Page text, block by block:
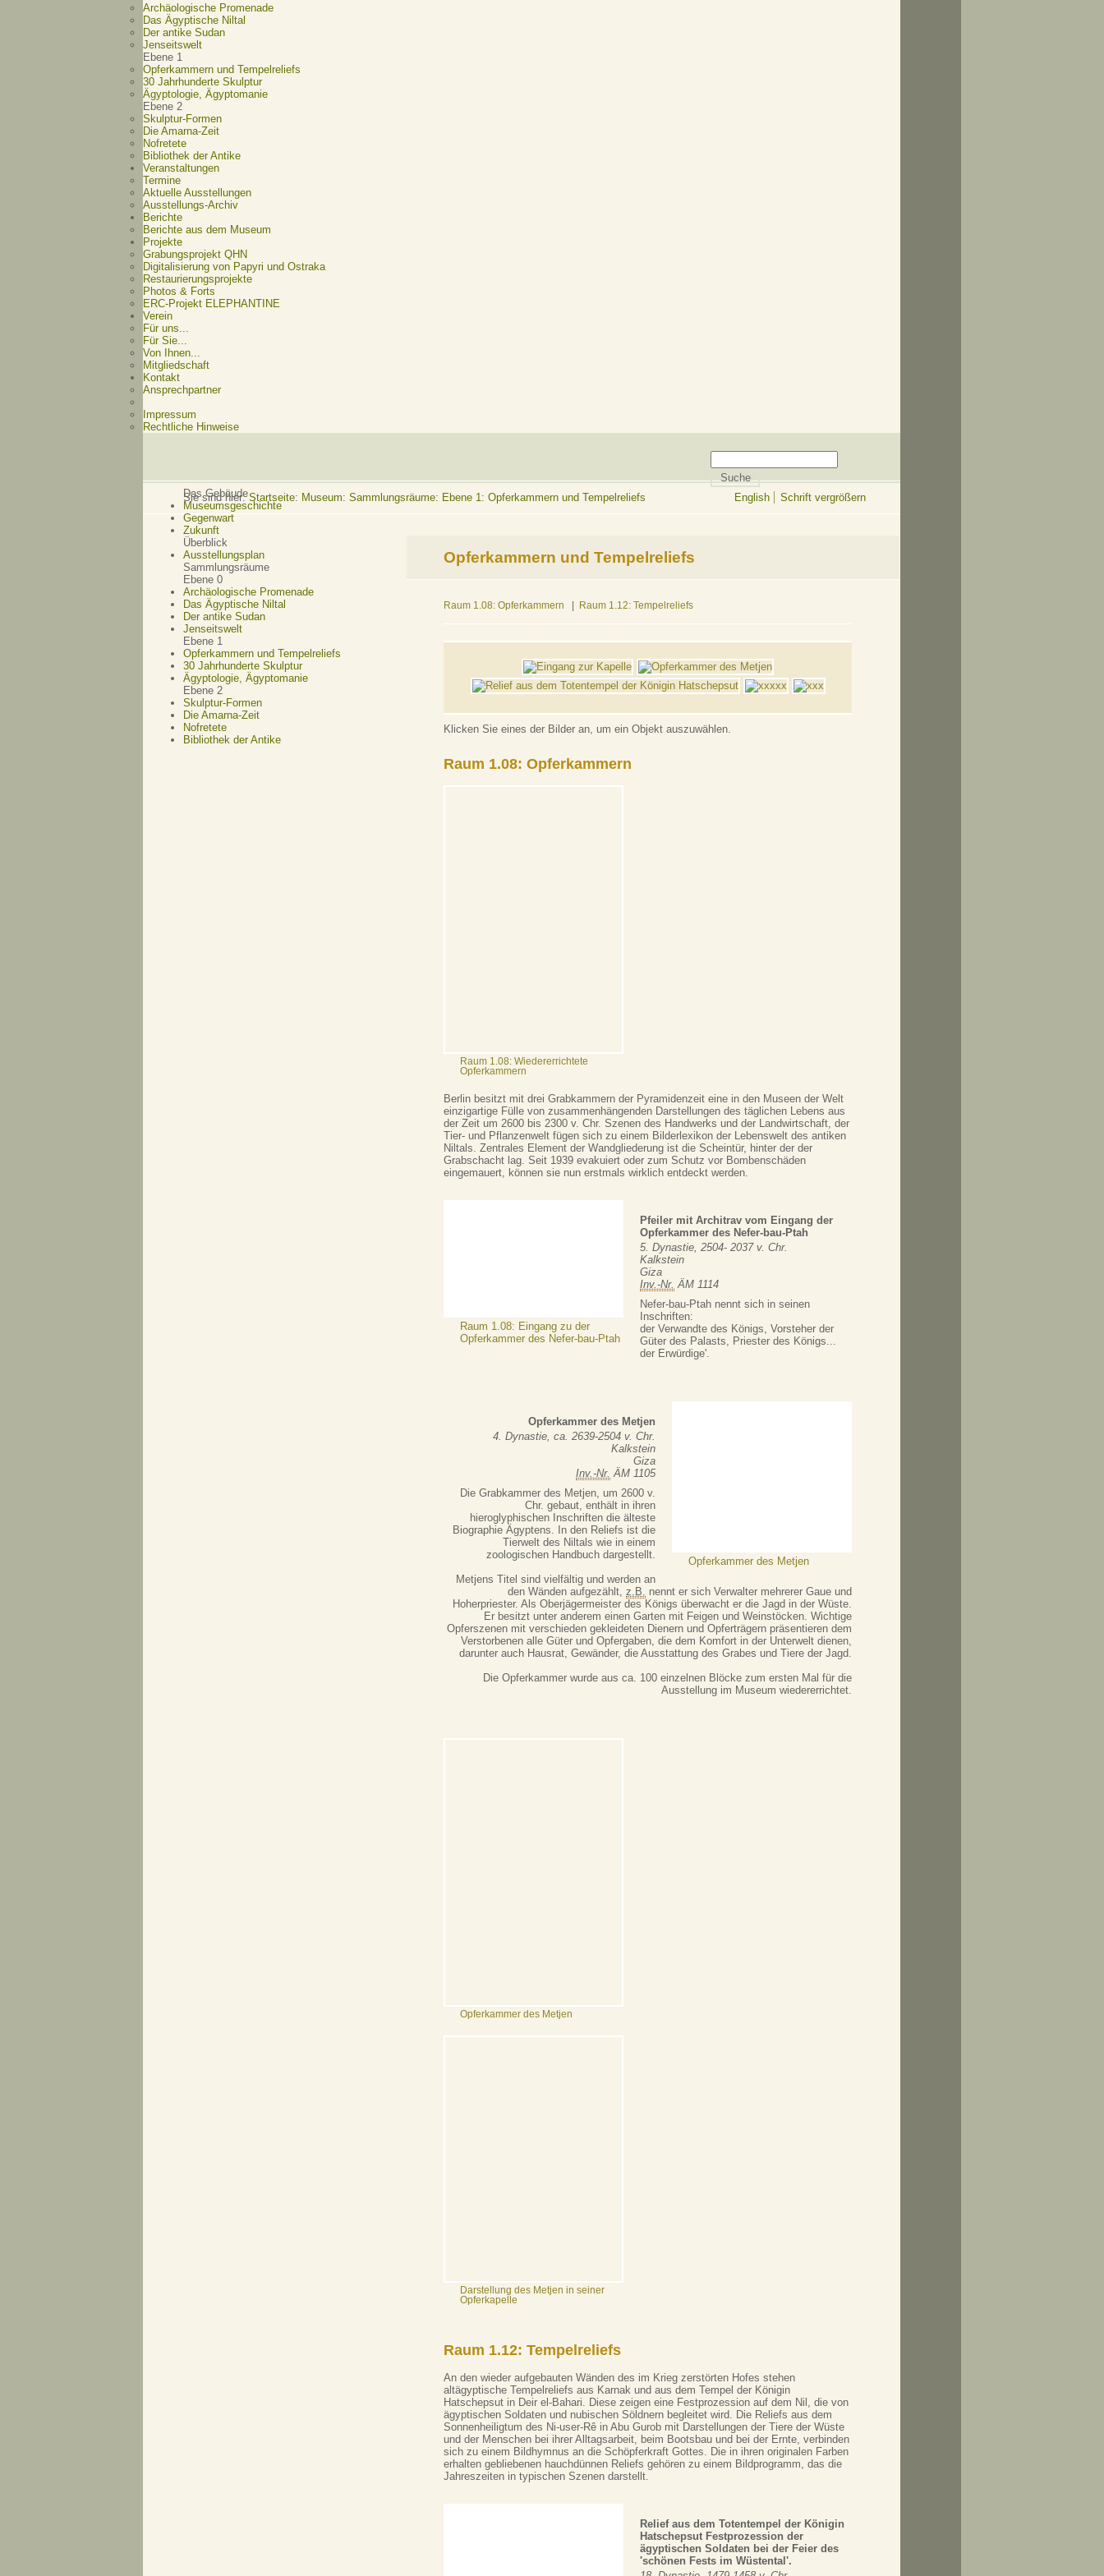
Archäologische Promenade
Das Ägyptische Niltal
Der antike Sudan
Jenseitswelt
Ebene 1
Opferkammern und Tempelreliefs
30 Jahrhunderte Skulptur
Ägyptologie, Ägyptomanie
Ebene 2
Skulptur-Formen
Die Amarna-Zeit
Nofretete
Bibliothek der Antike
Veranstaltungen
Termine
Aktuelle Ausstellungen
Ausstellungs-Archiv
Berichte
Berichte aus dem Museum
Projekte
Grabungsprojekt QHN
Digitalisierung von Papyri und Ostraka
Restaurierungsprojekte
Photos & Forts
ERC-Projekt ELEPHANTINE
Verein
Für uns...
Für Sie...
Von Ihnen...
Mitgliedschaft
Kontakt
Ansprechpartner
Impressum
Rechtliche Hinweise
Das Gebäude
Museumsgeschichte
Gegenwart
Zukunft
Überblick
Ausstellungsplan
Sammlungsräume
Ebene 0
Archäologische Promenade
Das Ägyptische Niltal
Der antike Sudan
Jenseitswelt
Ebene 1
Opferkammern und Tempelreliefs
30 Jahrhunderte Skulptur
Ägyptologie, Ägyptomanie
Ebene 2
Skulptur-Formen
Die Amarna-Zeit
Nofretete
Bibliothek der Antike
Sie sind hier:Startseite: Museum: Sammlungsräume: Ebene 1: Opferkammern und Tempelreliefs English Schrift vergrößern
Opferkammern und Tempelreliefs
Raum 1.08: Opferkammern Raum 1.12: Tempelreliefs
Klicken Sie eines der Bilder an, um ein Objekt auszuwählen.
Raum 1.08: Opferkammern
Raum 1.08: Wiedererrichtete
Opferkammern
Berlin besitzt mit drei Grabkammern der Pyramidenzeit eine in den Museen der Welt
einzigartige Fülle von zusammenhängenden Darstellungen des täglichen Lebens aus
der Zeit um 2600 bis 2300 v. Chr. Szenen des Handwerks und der Landwirtschaft, der
Tier- und Pflanzenwelt fügen sich zu einem Bilderlexikon der Lebenswelt des antiken
Niltals. Zentrales Element der Wandgliederung ist die Scheintür, hinter der der
Grabschacht lag. Seit 1939 evakuiert oder zum Schutz vor Bombenschäden
eingemauert, können sie nun erstmals wirklich entdeckt werden.
Raum 1.08: Eingang zu der
Opferkammer des Nefer-bau-Ptah
Pfeiler mit Architrav vom Eingang der
Opferkammer des Nefer-bau-Ptah
5. Dynastie, 2504- 2037 v. Chr.
Kalkstein
Giza
Inv.-Nr. ÄM 1114
Nefer-bau-Ptah nennt sich in seinen
Inschriften:
der Verwandte des Königs, Vorsteher der
Güter des Palasts, Priester des Königs...
der Erwürdige'.
Opferkammer des Metjen
Opferkammer des Metjen
4. Dynastie, ca. 2639-2504 v. Chr.
Kalkstein
Giza
Inv.-Nr. ÄM 1105
Die Grabkammer des Metjen, um 2600 v.
Chr. gebaut, enthält in ihren
hieroglyphischen Inschriften die älteste
Biographie Ägyptens. In den Reliefs ist die
Tierwelt des Niltals wie in einem
zoologischen Handbuch dargestellt.
Metjens Titel sind vielfältig und werden an
den Wänden aufgezählt,z.B.
nennt er sich Verwalter mehrerer Gaue und
Hoherpriester. Als Oberjägermeister des Königs überwacht er die Jagd in der Wüste.
Er besitzt unter anderem einen Garten mit Feigen und Weinstöcken. Wichtige
Opferszenen mit verschieden gekleideten Dienern und Opferträgern präsentieren dem
Verstorbenen alle Güter und Opfergaben, die dem Komfort in der Unterwelt dienen,
darunter auch Hausrat, Gewänder, die Ausstattung des Grabes und Tiere der Jagd.
Die Opferkammer wurde aus ca. 100 einzelnen Blöcke zum ersten Mal für die
Ausstellung im Museum wiedererrichtet.
Opferkammer des Metjen
Darstellung des Metjen in seiner
Opferkapelle
Raum 1.12: Tempelreliefs
An den wieder aufgebauten Wänden des im Krieg zerstörten Hofes stehen
altägyptische Tempelreliefs aus Karnak und aus dem Tempel der Königin
Hatschepsut in Deir el-Bahari. Diese zeigen eine Festprozession auf dem Nil, die von
ägyptischen Soldaten und nubischen Söldnern begleitet wird. Die Reliefs aus dem
Sonnenheiligtum des Ni-user-Rê in Abu Gurob mit Darstellungen der Tiere der Wüste
und der Menschen bei ihrer Alltagsarbeit, beim Bootsbau und bei der Ernte, verbinden
sich zu einem Bildhymnus an die Schöpferkraft Gottes. Die in ihren originalen Farben
erhalten gebliebenen hauchdünnen Reliefs gehören zu einem Bildprogramm, das die
Jahreszeiten in typischen Szenen darstellt.
Relief aus dem Totentempel der Königin
Hatschepsut Festprozession der
ägyptischen Soldaten bei der Feier des
'schönen Fests im Wüstental'.